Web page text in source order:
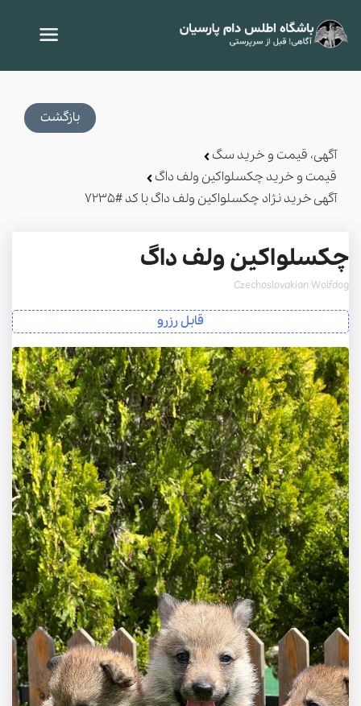
بازگشت
آگهی، قیمت و خرید سگ
قیمت و خرید چکسلواکین ولف داگ
آگهی خرید نژاد چکسلواکین ولف داگ با کد #7235
چکسلواکین ولف داگ
Czechoslovakian Wolfdog
قابل رزرو